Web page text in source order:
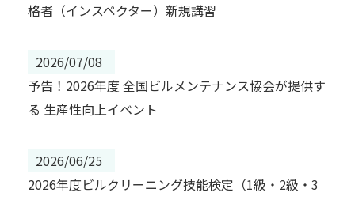
格者（インスペクター）新規講習
2026/07/08
予告！2026年度 全国ビルメンテナンス協会が提供す
る 生産性向上イベント
2026/06/25
2026年度ビルクリーニング技能検定（1級・2級・3